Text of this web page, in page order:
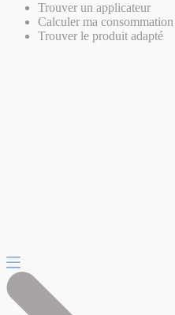
Trouver un applicateur
Calculer ma consommation
Trouver le produit adapté